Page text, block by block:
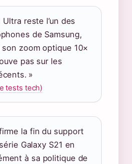
Ultra reste l’un des
de Samsung,
zoom optique 10×
pas sur les
»
tests tech)
la fin du support
Galaxy S21 en
à sa politique de